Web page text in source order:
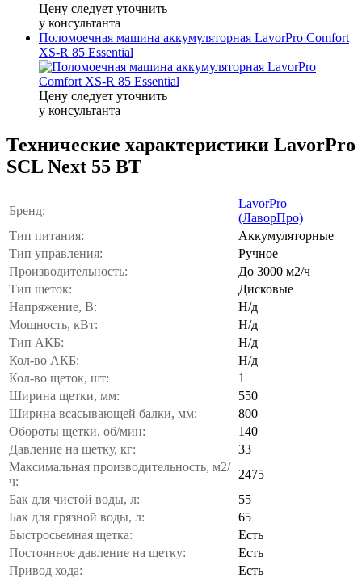
Цену следует уточнить
у консультанта
Поломоечная машина аккумуляторная LavorPro Comfort
XS-R 85 Essential
Цену следует уточнить
у консультанта
Технические характеристики LavorPro
SCL Next 55 BT
Бренд:
LavorPro
(ЛаворПро)
Тип питания:
Аккумуляторные
Тип управления:
Ручное
Производительность:
До 3000 м2/ч
Тип щеток:
Дисковые
Напряжение, В:
Н/д
Мощность, кВт:
Н/д
Тип АКБ:
Н/д
Кол-во АКБ:
Н/д
Кол-во щеток, шт:
1
Ширина щетки, мм:
550
Ширина всасывающей балки, мм:
800
Обороты щетки, об/мин:
140
Давление на щетку, кг:
33
Максимальная производительность, м2/
ч:
2475
Бак для чистой воды, л:
55
Бак для грязной воды, л:
65
Быстросьемная щетка:
Есть
Постоянное давление на щетку:
Есть
Привод хода:
Есть